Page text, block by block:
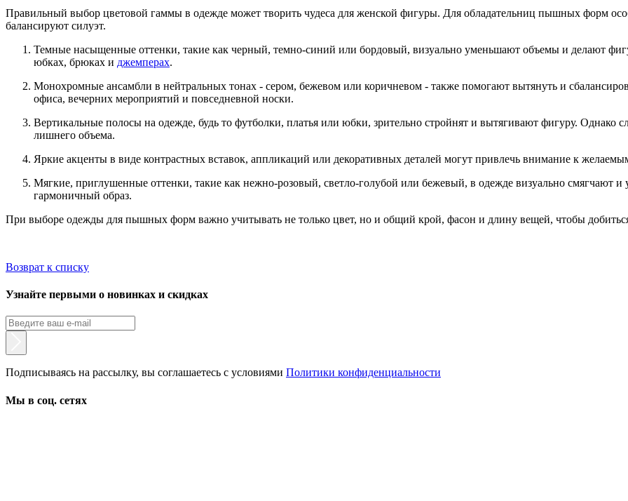
Правильный выбор цветовой гаммы в одежде может творить чудеса для женской фигуры. Для обладательниц пышных форм
балансируют силуэт.
Темные насыщенные оттенки, такие как черный, темно-синий или бордовый, визуально уменьшают объемы и делают
юбках, брюках и джемперах.
Монохромные ансамбли в нейтральных тонах - сером, бежевом или коричневом - также помогают вытянуть и
офиса, вечерних мероприятий и повседневной носки.
Вертикальные полосы на одежде, ​​будь то футболки, платья или юбки, зрительно стройнят и вытягивают фигуру. Однако
лишнего объема.
Яркие акценты в виде контрастных вставок, аппликаций или декоративных деталей могут привлечь внимание к
Мягкие, приглушенные оттенки, такие как нежно-розовый, светло-голубой или бежевый, в одежде визуально смягчают
гармоничный образ.
При выборе одежды для пышных форм важно учитывать не только цвет, но и общий крой, фасон и длину вещей, чтобы
Возврат к списку
Узнайте первыми о новинках и скидках
Подписываясь на рассылку, вы соглашаетесь с условиями Политики конфиденциальности
Мы в соц. сетях